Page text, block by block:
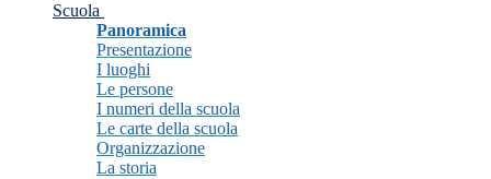
Scuola
Panoramica
Presentazione
I luoghi
Le persone
I numeri della scuola
Le carte della scuola
Organizzazione
La storia